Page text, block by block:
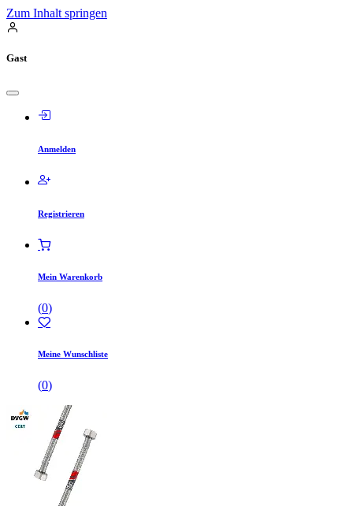
Zum Inhalt springen
Gast
Anmelden
Registrieren
Mein Warenkorb
(0)
Meine Wunschliste
(0)